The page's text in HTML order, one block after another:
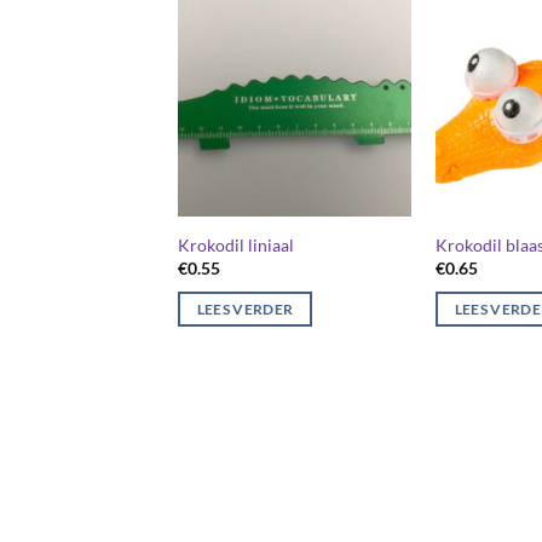
Krokodil liniaal
€0.55
LEES VERDER
Krokodil
€0.65
LEES